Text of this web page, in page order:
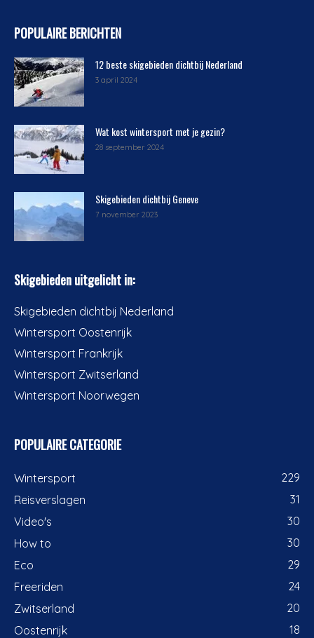
POPULAIRE BERICHTEN
12 beste skigebieden dichtbij Nederland
3 april 2024
Wat kost wintersport met je gezin?
28 september 2024
Skigebieden dichtbij Geneve
7 november 2023
Skigebieden uitgelicht in:
Skigebieden dichtbij Nederland
Wintersport Oostenrijk
Wintersport Frankrijk
Wintersport Zwitserland
Wintersport Noorwegen
POPULAIRE CATEGORIE
Wintersport
229
Reisverslagen
31
Video's
30
How to
30
Eco
29
Freeriden
24
Zwitserland
20
Oostenrijk
18